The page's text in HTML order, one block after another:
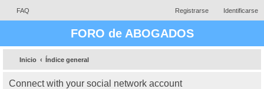
FAQ Identificarse
Registrarse
FORO de ABOGADOS
Inicio Índice general
Connect with your social network account